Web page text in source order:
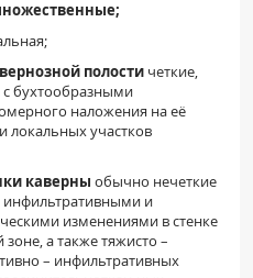
полости четкие,
бухтообразными
наложения на её
локальных участков
каверны обычно нечеткие
инфильтративными и
изменениями в стенке
а также тяжисто –
– инфильтративных